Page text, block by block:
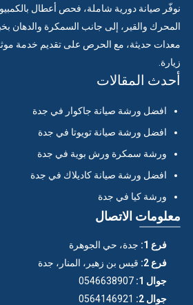
نوفّر صيانة دورية شاملة، فحص أعطال
المحرك والقير، إلى جانب السمكرة والدهان
معدات حديثة، مع الحرص على تقديم خدمة
زيارة.
أحدث المقالات
افضل ورشة صيانة جاكوار في جدة
افضل ورشة صيانة تويوتا في جدة
ورشة سمكرة ورش بوية في جدة
افضل ورشة صيانة كاديلاك في جدة
ورشة كيا في جدة
معلومات الاتصال
فرع 1:
جدة، حي الجوهرة
فرع 2:
قيس بن زهير، المنار، جدة
جوال 1:
0546638907
جوال 2:
0564146921